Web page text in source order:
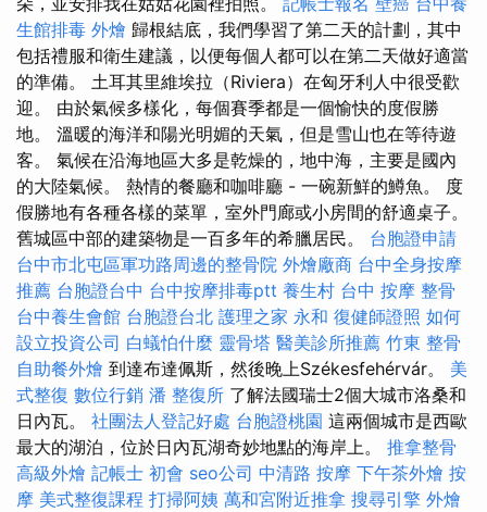
生館排毒 外燴 歸根結底，我們學習了第二天的計劃，其中
包括禮服和衛生建議，以便每個人都可以在第二天做好適當
的準備。 土耳其里維埃拉（Riviera）在匈牙利人中很受歡
迎。 由於氣候多樣化，每個賽季都是一個愉快的度假勝
地。 溫暖的海洋和陽光明媚的天氣，但是雪山也在等待遊
客。 氣候在沿海地區大多是乾燥的，地中海，主要是國內
的大陸氣候。 熱情的餐廳和咖啡廳 - 一碗新鮮的鱒魚。 度
假勝地有各種各樣的菜單，室外門廊或小房間的舒適桌子。
舊城區中部的建築物是一百多年的希臘居民。 台胞證申請
台中市北屯區軍功路周邊的整骨院 外燴廠商 台中全身按摩
推薦 台胞證台中 台中按摩排毒ptt 養生村 台中 按摩 整骨
台中養生會館 台胞證台北 護理之家 永和 復健師證照 如何
設立投資公司 白蟻怕什麼 靈骨塔 醫美診所推薦 竹東 整骨
自助餐外燴 到達布達佩斯，然後晚上Székesfehérvár。 美
式整復 數位行銷 潘 整復所 了解法國瑞士2個大城市洛桑和
日內瓦。 社團法人登記好處 台胞證桃園 這兩個城市是西歐
最大的湖泊，位於日內瓦湖奇妙地點的海岸上。 推拿整骨
高級外燴 記帳士 初會 seo公司 中清路 按摩 下午茶外燴 按
摩 美式整復課程 打掃阿姨 萬和宮附近推拿 搜尋引擎 外燴